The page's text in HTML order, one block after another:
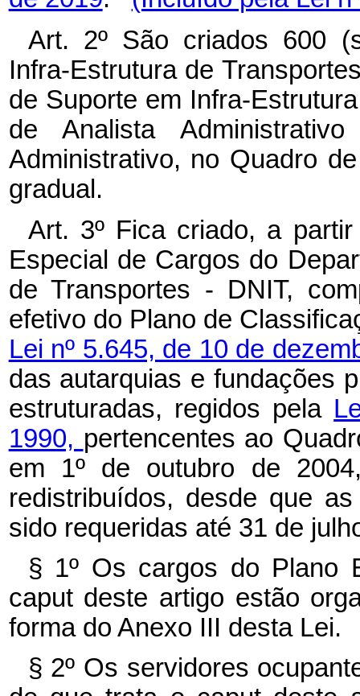
Art. 2º São criados 600
Infra-Estrutura de
de Suporte em Infra-
de Analista
Administrativo, no Quadro
gradual.
Art. 3º Fica criado, a
Especial de Cargos do
de Transportes - DNIT,
efetivo do Plano de
Lei nº 5.645, de 10 de
das autarquias e fundações
estruturadas, regidos pela
1990, pertencentes ao
em 1º de outubro de
redistribuídos, desde que
sido requeridas até 31 de
§ 1º Os cargos do Plano
caput deste artigo estão
forma do Anexo III desta Lei.
§ 2º Os servidores